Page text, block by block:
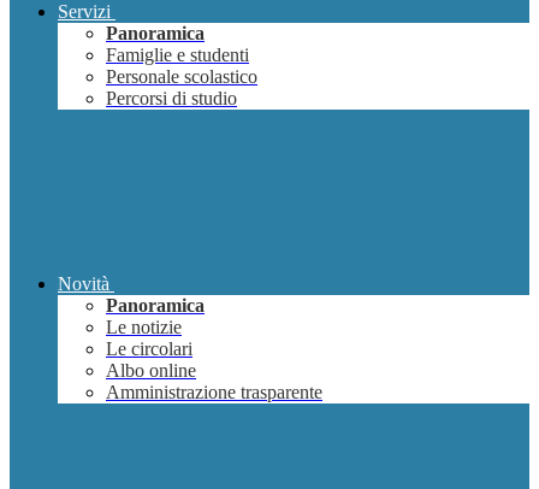
Servizi
Panoramica
Famiglie e studenti
Personale scolastico
Percorsi di studio
Novità
Panoramica
Le notizie
Le circolari
Albo online
Amministrazione trasparente